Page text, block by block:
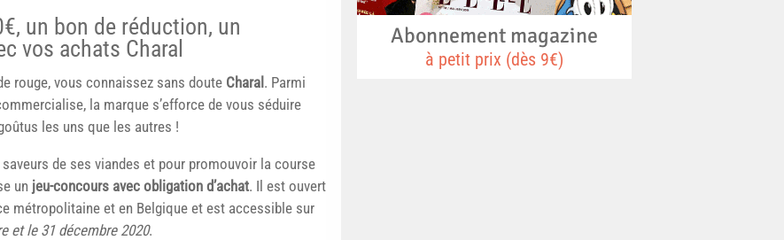
un bon de réduction, un
vos achats Charal
rouge, vous connaissez sans doute Charal. Parmi
la marque s’efforce de vous séduire
les uns que les autres !
de ses viandes et pour promouvoir la course
un jeu-concours avec obligation d’achat. Il est ouvert
métropolitaine et en Belgique et est accessible sur
et le 31 décembre 2020.
Abonnement magazine
à petit prix (dès 9€)